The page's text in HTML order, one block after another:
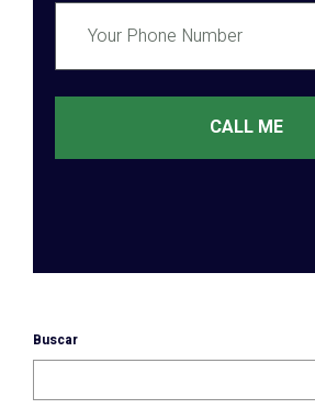
CALL ME
Buscar